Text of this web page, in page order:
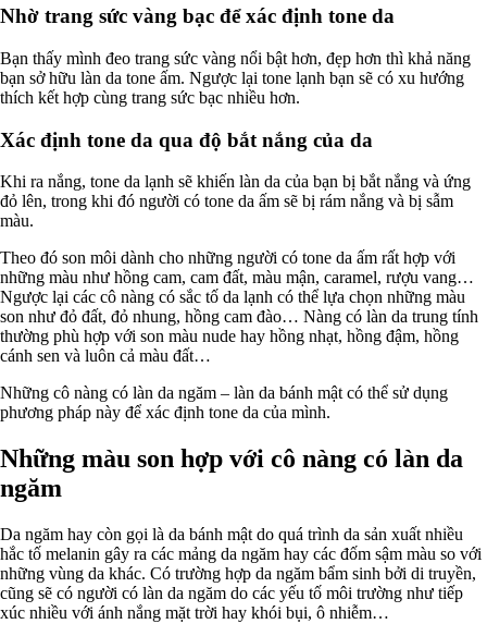
Nhờ trang sức vàng bạc để xác định tone da
Bạn thấy mình đeo trang sức vàng nổi bật hơn, đẹp hơn thì khả năng
bạn sở hữu làn da tone ấm. Ngược lại tone lạnh bạn sẽ có xu hướng
thích kết hợp cùng trang sức bạc nhiều hơn.
Xác định tone da qua độ bắt nắng của da
Khi ra nắng, tone da lạnh sẽ khiến làn da của bạn bị bắt nắng và ứng
đỏ lên, trong khi đó người có tone da ấm sẽ bị rám nắng và bị sẫm
màu.
Theo đó son môi dành cho những người có tone da ấm rất hợp với
những màu như hồng cam, cam đất, màu mận, caramel, rượu vang…
Ngược lại các cô nàng có sắc tố da lạnh có thể lựa chọn những màu
son như đỏ đất, đỏ nhung, hồng cam đào… Nàng có làn da trung tính
thường phù hợp với son màu nude hay hồng nhạt, hồng đậm, hồng
cánh sen và luôn cả màu đất…
Những cô nàng có làn da ngăm – làn da bánh mật có thể sử dụng
phương pháp này để xác định tone da của mình.
Những màu son hợp với cô nàng có làn da
ngăm
Da ngăm hay còn gọi là da bánh mật do quá trình da sản xuất nhiều
hắc tố melanin gây ra các mảng da ngăm hay các đốm sậm màu so với
những vùng da khác. Có trường hợp da ngăm bẩm sinh bởi di truyền,
cũng sẽ có người có làn da ngăm do các yếu tố môi trường như tiếp
xúc nhiều với ánh nắng mặt trời hay khói bụi, ô nhiễm…